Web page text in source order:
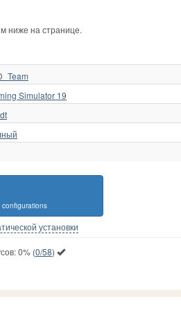
ниже на странице.
Simulator 19
установки
0%(0/58)